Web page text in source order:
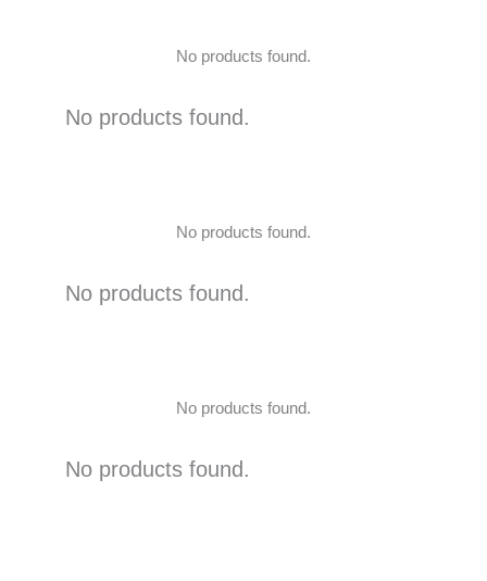
No products found.
No products found.
No products found.
No products found.
No products found.
No products found.